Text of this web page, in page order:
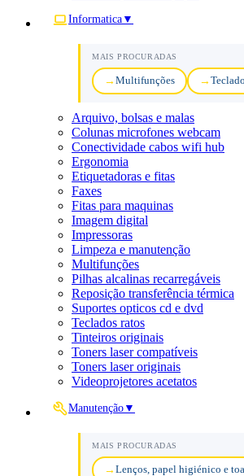
Informatica ▼
MAIS PROCURADAS
Multifunções
Arquivo, bolsas e malas
Colunas microfones webcam
Conectividade cabos wifi hub
Ergonomia
Etiquetadoras e fitas
Faxes
Fitas para maquinas
Imagem digital
Impressoras
Limpeza e manutenção
Multifunções
Pilhas alcalinas recarregáveis
Reposição transferência térmica
Suportes opticos cd e dvd
Teclados ratos
Tinteiros originais
Toners laser compatíveis
Toners laser originais
Videoprojetores acetatos
Manutenção ▼
MAIS PROCURADAS
Lenços, papel higiénico e